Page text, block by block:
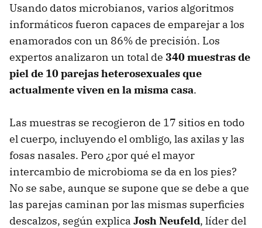
Usando datos microbianos, varios algoritmos
informáticos fueron capaces de emparejar a los
enamorados con un 86% de precisión. Los
expertos analizaron un total de 340 muestras de
piel de 10 parejas heterosexuales que
actualmente viven en la misma casa.
Las muestras se recogieron de 17 sitios en todo
el cuerpo, incluyendo el ombligo, las axilas y las
fosas nasales. Pero ¿por qué el mayor
intercambio de microbioma se da en los pies?
No se sabe, aunque se supone que se debe a que
las parejas caminan por las mismas superficies
descalzos, según explica Josh Neufeld, líder del